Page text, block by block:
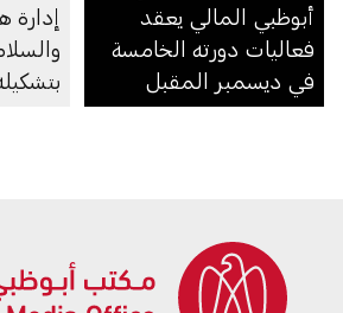
أبوظبي المالي يعقد
فعاليات دورته الخامسة
في ديسمبر المقبل
إدارة